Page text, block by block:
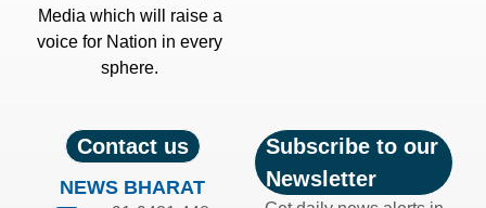
Media which will raise a
voice for Nation in every
sphere.
Contact us
NEWS BHARAT
Subscribe to our
Newsletter